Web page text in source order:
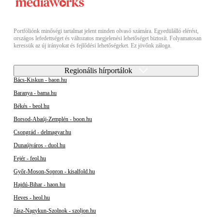
Portfóliónk minőségi tartalmat jelent minden olvasó számára. Egyedülálló elérést,
országos lefedettséget és változatos megjelenési lehetőséget biztosít. Folyamatosan
keressük az új irányokat és fejlődési lehetőségeket. Ez jövőnk záloga.
Regionális hírportálok
Bács-Kiskun - baon.hu
Baranya - bama.hu
Békés - beol.hu
Borsod-Abaúj-Zemplén - boon.hu
Csongrád - delmagyar.hu
Dunaújváros - duol.hu
Fejér - feol.hu
Győr-Moson-Sopron - kisalfold.hu
Hajdú-Bihar - haon.hu
Heves - heol.hu
Jász-Nagykun-Szolnok - szoljon.hu